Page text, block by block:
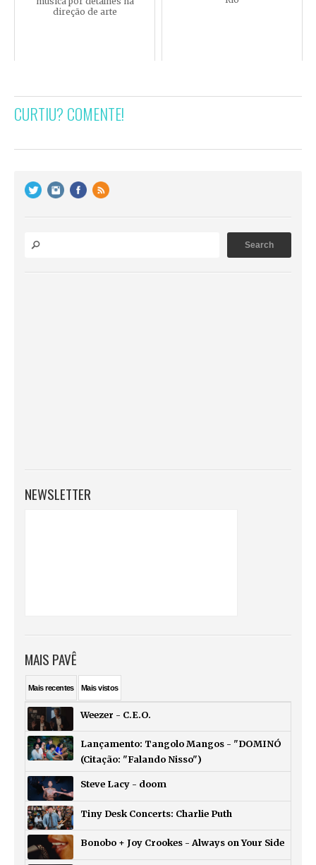
direção de arte
CURTIU? COMENTE!
NEWSLETTER
MAIS PAVÊ
Maisrecentes Maisvistos
Weezer - C.E.O.
Lançamento: Tangolo Mangos - "DOMINÓ
(Citação: "Falando Nisso")
Steve Lacy - doom
Tiny Desk Concerts: Charlie Puth
Bonobo + Joy Crookes - Always on Your Side